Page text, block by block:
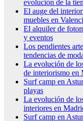
evolución de la
El auge del
muebles en
El alquiler de
y eventos
Los pendientes
tendencias de
La evolución de
de interiorismo en
Surf camp en
playas
La evolución de
interiores en
Surf camp en